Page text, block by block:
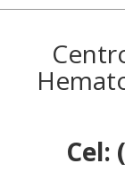
Cel: